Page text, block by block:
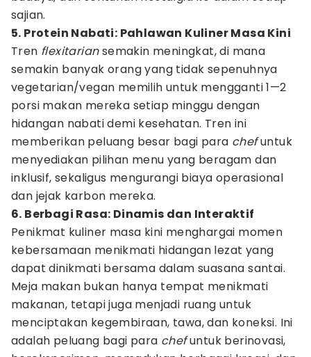
sajian.
5. Protein Nabati: Pahlawan Kuliner Masa Kini
Tren flexitariansemakin meningkat, di mana
semakin banyak orang yang tidak sepenuhnya
vegetarian/vegan memilih untuk mengganti 1—2
porsi makan mereka setiap minggu dengan
hidangan nabati demi kesehatan. Tren ini
memberikan peluang besar bagi para chefuntuk
menyediakan pilihan menu yang beragam dan
inklusif, sekaligus mengurangi biaya operasional
dan jejak karbon mereka.
6. Berbagi Rasa: Dinamis dan Interaktif
Penikmat kuliner masa kini menghargai momen
kebersamaan menikmati hidangan lezat yang
dapat dinikmati bersama dalam suasana santai.
Meja makan bukan hanya tempat menikmati
makanan, tetapi juga menjadi ruang untuk
menciptakan kegembiraan, tawa, dan koneksi. Ini
adalah peluang bagi para chefuntuk berinovasi,